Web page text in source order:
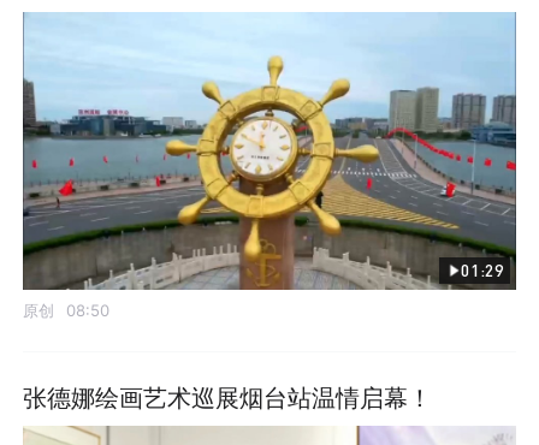
01:29
原创 08:50
张德娜绘画艺术巡展烟台站温情启幕！